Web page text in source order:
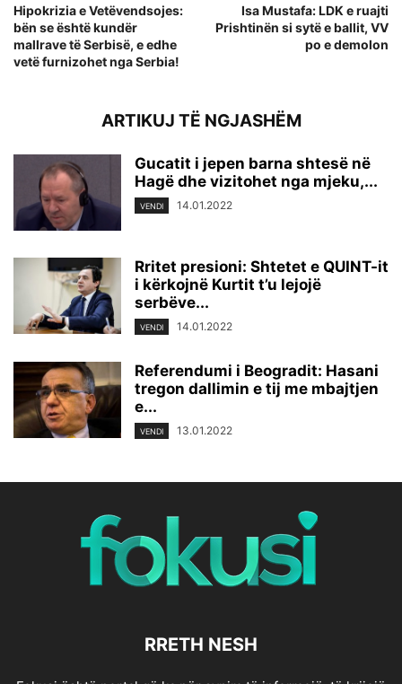
Hipokrizia e Vetëvendsojes:
bën se është kundër
mallrave të Serbisë, e edhe
vetë furnizohet nga Serbia!
Isa Mustafa: LDK e ruajti
Prishtinën si sytë e ballit, VV
po e demolon
ARTIKUJ TË NGJASHËM
Gucatit i jepen barna shtesë në
Hagë dhe vizitohet nga mjeku,...
VENDI 14.01.2022
Rritet presioni: Shtetet e QUINT-it
i kërkojnë Kurtit t’u lejojë
serbëve...
VENDI 14.01.2022
Referendumi i Beogradit: Hasani
tregon dallimin e tij me mbajtjen
e...
VENDI 13.01.2022
RRETH NESH